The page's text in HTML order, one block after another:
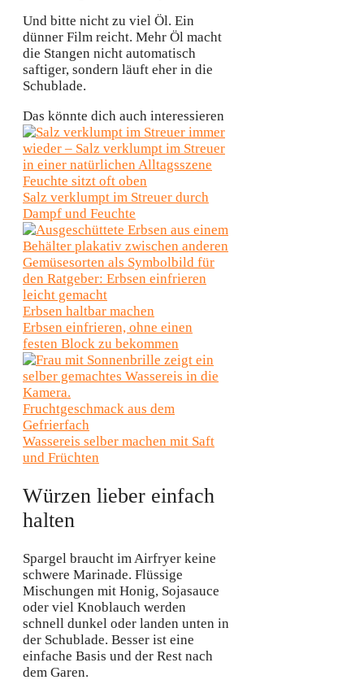
Und bitte nicht zu viel Öl. Ein
dünner Film reicht. Mehr Öl macht
die Stangen nicht automatisch
saftiger, sondern läuft eher in die
Schublade.
Das könnte dich auch interessieren
Feuchte sitzt oft oben
Salz verklumpt im Streuer durch
Dampf und Feuchte
Erbsen haltbar machen
Erbsen einfrieren, ohne einen
festen Block zu bekommen
Fruchtgeschmack aus dem
Gefrierfach
Wassereis selber machen mit Saft
und Früchten
Würzen lieber einfach
halten
Spargel braucht im Airfryer keine
schwere Marinade. Flüssige
Mischungen mit Honig, Sojasauce
oder viel Knoblauch werden
schnell dunkel oder landen unten in
der Schublade. Besser ist eine
einfache Basis und der Rest nach
dem Garen.